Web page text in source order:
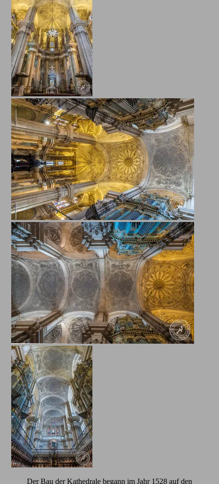
Der Bau der Kathedrale begann im Jahr 1528 auf den